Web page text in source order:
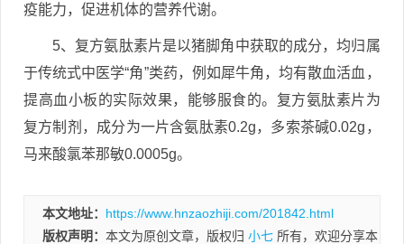
疫能力，促进机体的营养代谢。
5、复方氨肽素片是以猪脚角中获取的成分，均归属
于传统式中医学“角”类药，例如犀牛角，均有散血活血，
提高血小板的实际效果，能够服食的。复方氨肽素片为
复方制剂，成分为一片含氨肽素0.2g，多索茶碱0.02g，
马来酸氯苯那敏0.0005g。
本文地址： https://www.hnzaozhiji.com/201842.html
版权声明： 本文为原创文章，版权归 小七 所有，欢迎分享本